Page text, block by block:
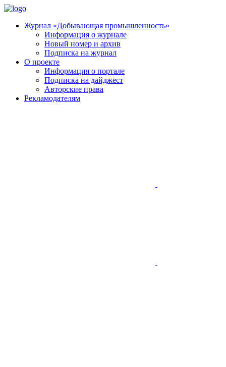
Журнал «Добывающая промышленность»
Информация о журнале
Новый номер и архив
Подписка на журнал
О проекте
Информация о портале
Подписка на дайджест
Авторские права
Рекламодателям